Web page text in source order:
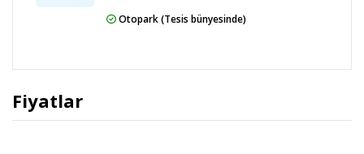
Otopark (Tesis bünyesinde)
Fiyatlar